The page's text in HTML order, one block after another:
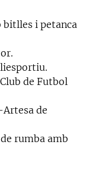
bitlles i petanca
de Futbol
de
rumba amb